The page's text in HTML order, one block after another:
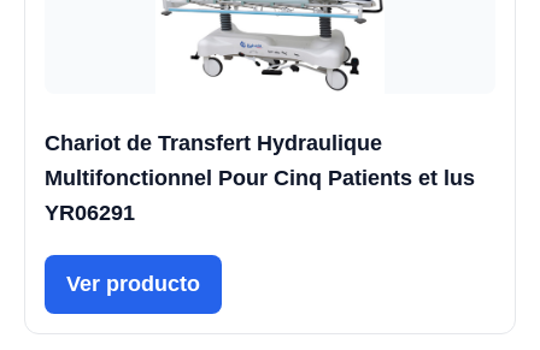
Chariot de Transfert Hydraulique
Multifonctionnel Pour Cinq Patients et lus
YR06291
Ver producto